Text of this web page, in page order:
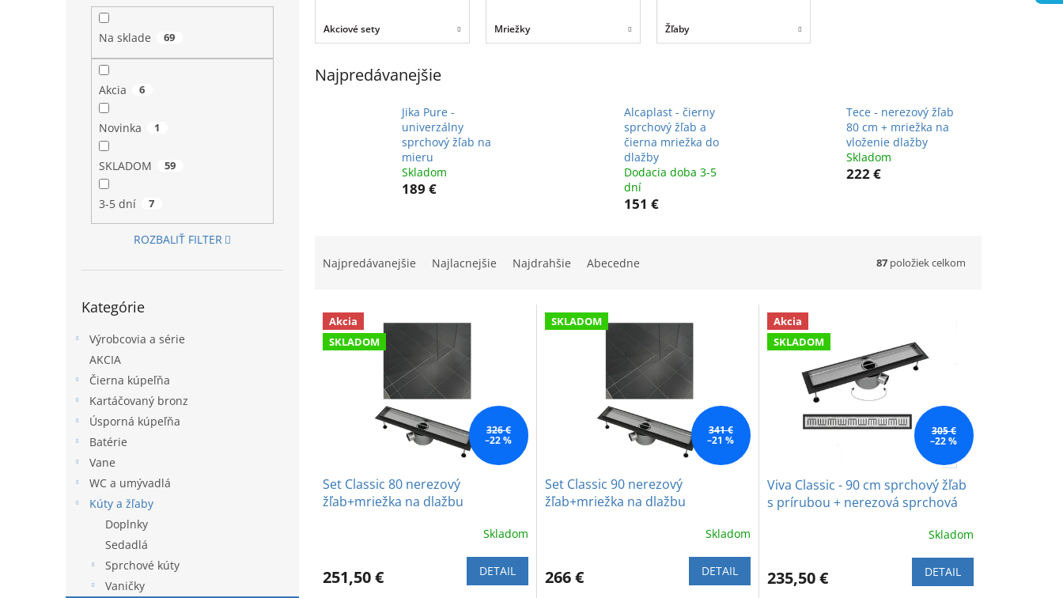
Na sklade 69
Akcia 6
Novinka 1
SKLADOM 59
3-5 dní 7
ROZBALIŤ FILTER
kategórie
Kategórie
Výrobcovia a série
AKCIA
Čierna kúpeľňa
Kartáčovaný bronz
Úsporná kúpeľňa
Batérie
Vane
WC a umývadlá
Kúty a žľaby
Doplnky
Sedadlá
Sprchové kúty
Vaničky
Akciové sety Mriežky Žľaby
Najpredávanejšie
Jika Pure -
univerzálny
sprchový žľab na
mieru
Skladom
189 €
Alcaplast - čierny
sprchový žľab a
čierna mriežka do
dlažby
Dodacia doba 3-5
dní
151 €
Tece - nerezový žľab
80 cm + mriežka na
vloženie dlažby
Skladom
222 €
n
o
Najpredávanejšie Najlacnejšie Najdrahšie Abecedne 87 položiek celkom
V
p
Akcia
SKLADOM
326 €
–22 %
Set Classic 80 nerezový
žľab+mriežka na dlažbu
Skladom
251,50 € DETAIL
SKLADOM
341 €
–21 %
Set Classic 90 nerezový
žľab+mriežka na dlažbu
Skladom
266 € DETAIL
Akcia
SKLADOM
305 €
–22 %
Viva Classic - 90 cm sprchový žľab
s prírubou + nerezová sprchová
Skladom
235,50 € DETAIL